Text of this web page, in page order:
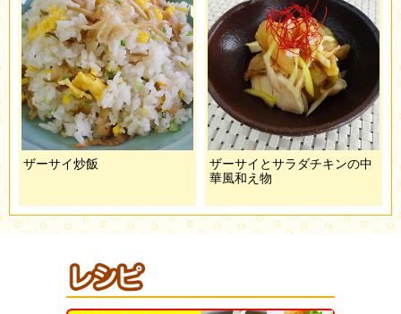
ザーサイ炒飯
ザーサイとサラダチキンの中
華風和え物